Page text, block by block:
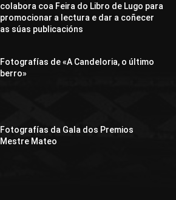
colabora coa Feira do Libro de Lugo para
promocionar a lectura e dar a coñecer
as súas publicacións
Fotografías de «A Candeloria, o último
berro»
Fotografías da Gala dos Premios
Mestre Mateo